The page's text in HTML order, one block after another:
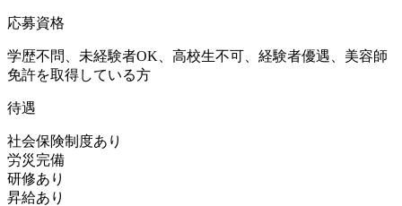
応募資格
学歴不問、未経験者OK、高校生不可、経験者優遇、美容師
免許を取得している方
待遇
社会保険制度あり
労災完備
研修あり
昇給あり